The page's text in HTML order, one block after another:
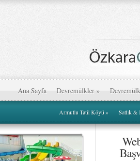
Ana Sayfa Devremülkler »
Armutlu Tatil Köyü» Satlık &